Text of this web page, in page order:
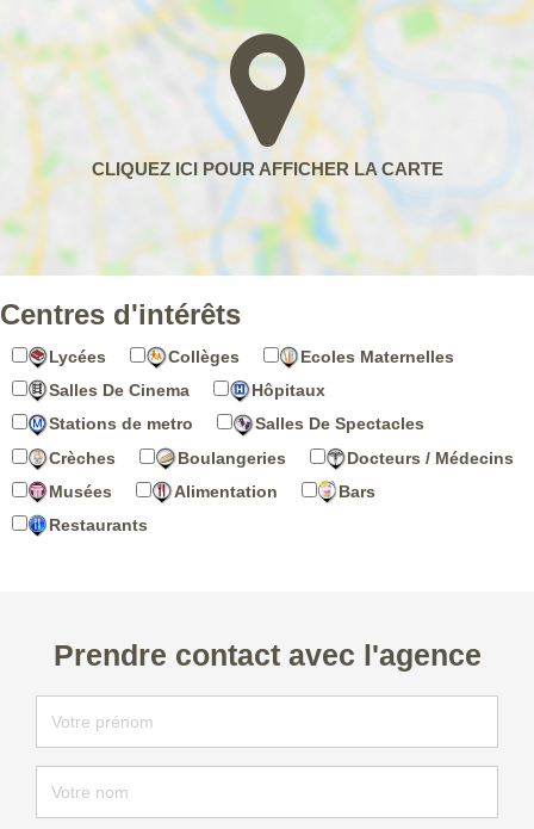
Centres d'intérêts
Lycées Collèges
Ecoles Maternelles
Salles De Cinema
Hôpitaux
Stations de metro
Salles De Spectacles
Crèches
Boulangeries
Docteurs / Médecins
Musées
Alimentation
Bars
Restaurants
Prendre contact avec l'agence